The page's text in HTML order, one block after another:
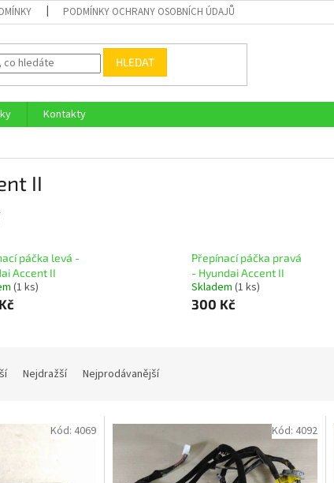
PODMÍNKY OCHRANY OSOBNÍCH ÚDAJŮ
HLEDAT
Kontakty
II
páčka levá -
Accent II
(1 ks)
Přepínací páčka pravá
- Hyundai Accent II
Skladem (1 ks)
300 Kč
Nejdražší Nejprodávanější
Kód: 4069 Kód: 4092